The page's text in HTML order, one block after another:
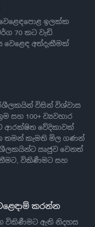
ඉලක්ක
70 කට වැඩි
අත්දැකීමක්
විසින් විශ්වාස
සහ 100+ ව්‍යවහාර
ආරක්ෂිත වේදිකාවක්
තමන් කැමති මිල ගණන්
ඍජුව වෙනත්
විකිණීමට සහ
කරන්න
විකිණීමට ඇති නිදහස